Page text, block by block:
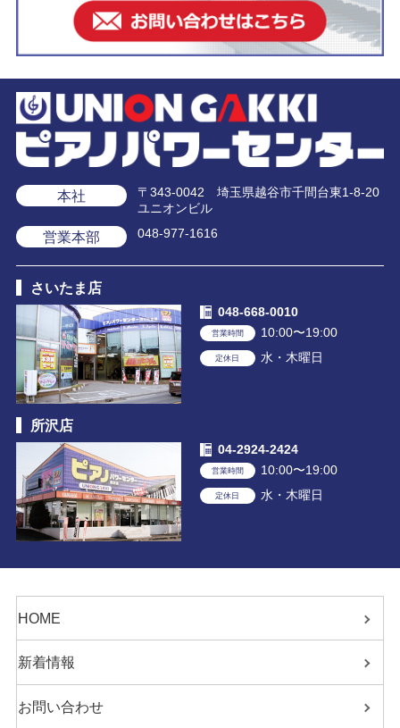
本社
〒343-0042 埼玉県越谷市千間台東1-8-20
ユニオンビル
営業本部 048-977-1616
さいたま店
048-668-0010
営業時間 10:00〜19:00
定休日 水・木曜日
所沢店
04-2924-2424
営業時間 10:00〜19:00
定休日 水・木曜日
HOME
新着情報
お問い合わせ